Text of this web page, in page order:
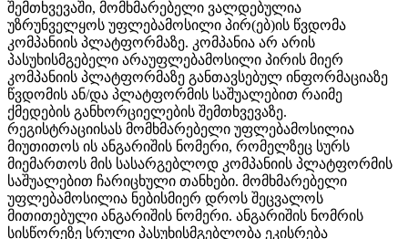
შემთხვევაში, მომხმარებელი ვალდებულია
უზრუნველყოს უფლებამოსილი პირ(ებ)ის წვდომა
კომპანიის პლატფორმაზე. კომპანია არ არის
პასუხისმგებელი არაუფლებამოსილი პირის მიერ
კომპანიის პლატფორმაზე განთავსებულ ინფორმაციაზე
წვდომის ან/და პლატფორმის საშუალებით რაიმე
ქმედების განხორციელების შემთხვევაზე.
რეგისტრაციისას მომხმარებელი უფლებამოსილია
მიუთითოს ის ანგარიშის ნომერი, რომელზეც სურს
მიემართოს მის სასარგებლოდ კომპანიის პლატფორმის
საშუალებით ჩარიცხული თანხები. მომხმარებელი
უფლებამოსილია ნებისმიერ დროს შეცვალოს
მითითებული ანგარიშის ნომერი. ანგარიშის ნომრის
სისწორეზე სრული პასუხისმგებლობა ეკისრება